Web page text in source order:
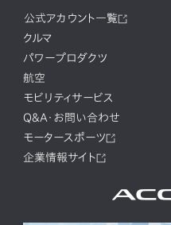
公式アカウント一覧
クルマ
パワープロダクツ
航空
モビリティサービス
Q&A・お問い合わせ
モータースポーツ
企業情報サイト